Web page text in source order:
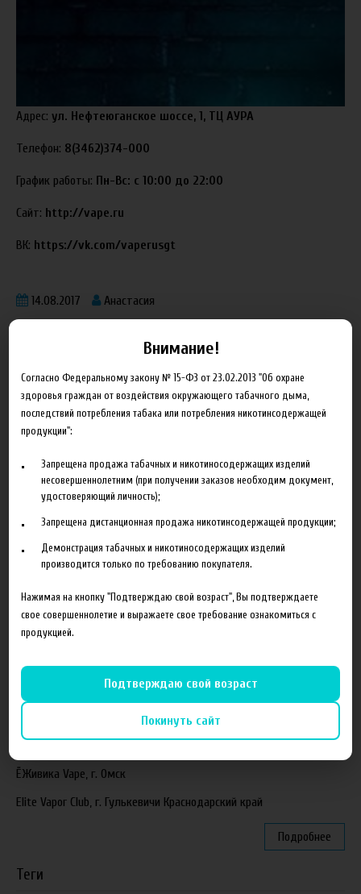
Адрес: ул. Нефтеюганское шоссе, 1, ТЦ АУРА
Телефон: 8(3462)374-000
График работы: Пн-Вс: с 10:00 до 22:00
Сайт: http://vape.ru
ВК: https://vk.com/vaperusgt
14.08.2017 Анастасия
Блог
Новинка HeroesFarm
Ароматизаторы Xian Taima в наличии
Новая линейка жидкостей Time Travel Machine
Поступление ароматизаторов XianTaima
Новинка. Новые наборы в линейке Heroes Farm.
Подробнее
"ZEUS", г. Санкт-Петербург
VapeReserve, г. Ульяновск
ЁЖивика Vape, г. Омск
Elite Vapor Club, г. Гулькевичи Краснодарский край
Подробнее
Теги
Внимание!
Согласно Федеральному закону № 15-ФЗ от 23.02.2013 "Об охране
здоровья граждан от воздействия окружающего табачного дыма,
последствий потребления табака или потребления никотинсодержащей
продукции":
Запрещена продажа табачных и никотиносодержащих изделий
несовершеннолетним (при получении заказов необходим документ,
удостоверяющий личность);
Запрещена дистанционная продажа никотинсодержащей продукции;
Демонстрация табачных и никотиносодержащих изделий
производится только по требованию покупателя.
Нажимая на кнопку "Подтверждаю свой возраст", Вы подтверждаете
свое совершеннолетие и выражаете свое требование ознакомиться с
продукцией.
Подтверждаю свой возраст
Покинуть сайт